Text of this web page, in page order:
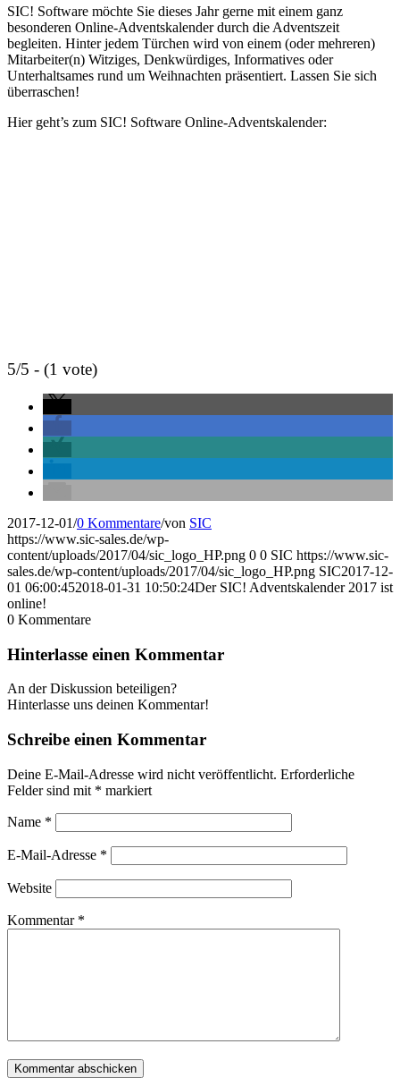
SIC! Software möchte Sie dieses Jahr gerne mit einem ganz
besonderen Online-Adventskalender durch die Adventszeit
begleiten. Hinter jedem Türchen wird von einem (oder mehreren)
Mitarbeiter(n) Witziges, Denkwürdiges, Informatives oder
Unterhaltsames rund um Weihnachten präsentiert. Lassen Sie sich
überraschen!
Hier geht’s zum SIC! Software Online-Adventskalender:
5/5 - (1 vote)
2017-12-01/0 Kommentare/von SIC
https://www.sic-sales.de/wp-
content/uploads/2017/04/sic_logo_HP.png 0 0 SIC https://www.sic-
sales.de/wp-content/uploads/2017/04/sic_logo_HP.png SIC2017-12-
01 06:00:452018-01-31 10:50:24Der SIC! Adventskalender 2017 ist
online!
0 Kommentare
Hinterlasse einen Kommentar
An der Diskussion beteiligen?
Hinterlasse uns deinen Kommentar!
Schreibe einen Kommentar
Deine E-Mail-Adresse wird nicht veröffentlicht. Erforderliche
Felder sind mit * markiert
Name *
E-Mail-Adresse *
Website
Kommentar *